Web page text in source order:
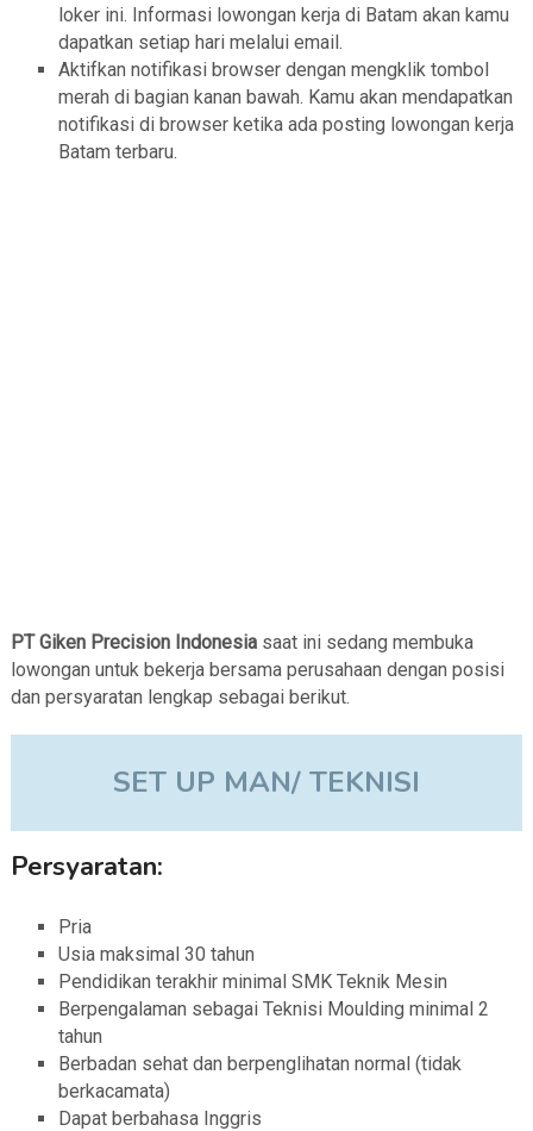
loker ini. Informasi lowongan kerja di Batam akan kamu
dapatkan setiap hari melalui email.
Aktifkan notifikasi browser dengan mengklik tombol
merah di bagian kanan bawah. Kamu akan mendapatkan
notifikasi di browser ketika ada posting lowongan kerja
Batam terbaru.
PT Giken Precision Indonesiasaat ini sedang membuka
lowongan untuk bekerja bersama perusahaan dengan posisi
dan persyaratan lengkap sebagai berikut.
SET UP MAN/ TEKNISI
Persyaratan:
Pria
Usia maksimal 30 tahun
Pendidikan terakhir minimal SMK Teknik Mesin
Berpengalaman sebagai Teknisi Moulding minimal 2
tahun
Berbadan sehat dan berpenglihatan normal (tidak
berkacamata)
Dapat berbahasa Inggris